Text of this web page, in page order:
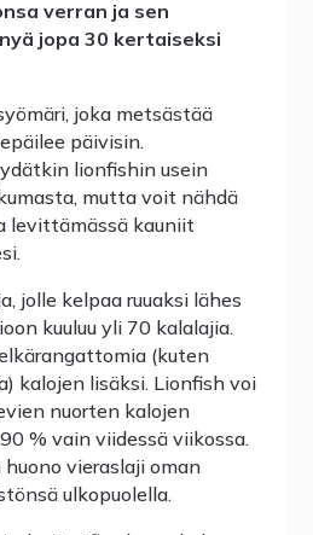
verran ja sen
jopa 30 kertaiseksi
joka metsästää
päivisin.
lionfishin usein
mutta voit nähdä
levittämässä kauniit
jolle kelpaa ruuaksi lähes
kuuluu yli 70 kalalajia.
(kuten
kalojen lisäksi. Lionfish voi
nuorten kalojen
% vain viidessä viikossa.
vieraslaji oman
ulkopuolella.